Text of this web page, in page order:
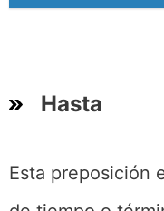
Hasta
Esta preposición